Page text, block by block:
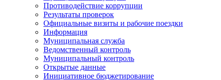
Противодействие коррупции
Результаты проверок
Официальные визиты и рабочие поездки
Информация
Муниципальная служба
Ведомственный контроль
Муниципальный контроль
Открытые данные
Инициативное бюджетирование